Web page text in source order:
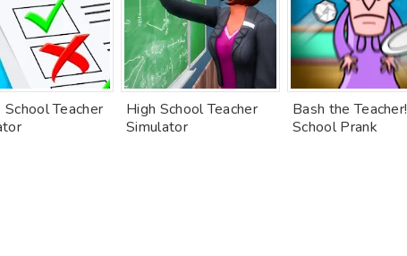
Teacher
High School Teacher
Simulator
Bash the Teacher!
School Prank